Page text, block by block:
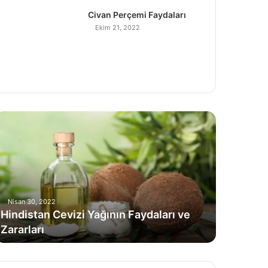
Civan Perçemi Faydaları
Ekim 21, 2022
Nisan 30, 2022
Hindistan Cevizi Yağının Faydaları ve
Zararları